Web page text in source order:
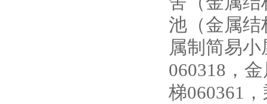
池（金属结
属制简易
060318，
梯060361